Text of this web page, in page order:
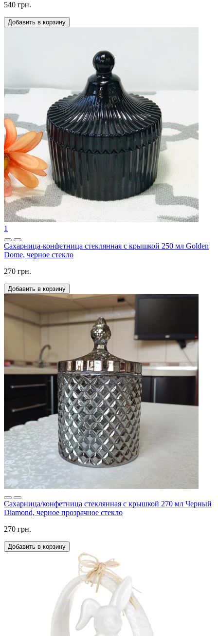
540 грн.
Добавить в корзину
1
Cахарница-конфетница стеклянная с крышкой 250 мл Golden
Dome, черное стекло
270 грн.
Добавить в корзину
Сахарница/конфетница стеклянная с крышкой 270 мл Черный
Diamond, черное прозрачное стекло
270 грн.
Добавить в корзину